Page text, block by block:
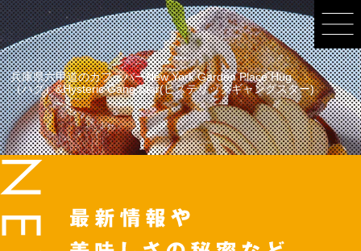
兵庫県六甲道のカフェバーNew York Garden Place Hug
（ハグ）&Hysteric Gang Star(ヒステリックギャングスター)